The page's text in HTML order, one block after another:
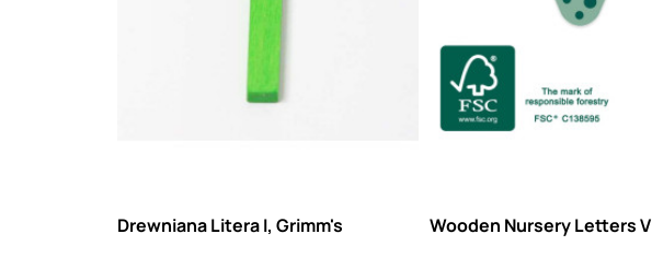
Drewniana Litera I, Grimm's Wooden Nursery Letters V